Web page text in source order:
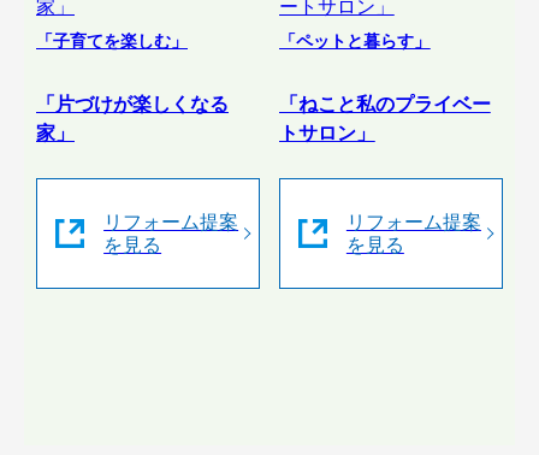
「子育てを楽しむ」
「片づけが楽しくなる
家」
リフォーム提案
を見る
「ペットと暮らす」
「ねこと私のプライベー
トサロン」
リフォーム提案
を見る